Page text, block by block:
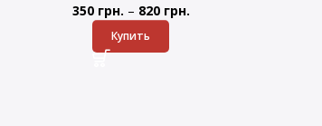
350 грн. – 820 грн.
Купить